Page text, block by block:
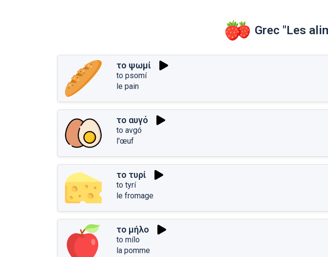
Grec "Les
το ψωμί
to psomí
le pain
το αυγό
to avgó
l'œuf
το τυρί
to tyrí
le fromage
το μήλο
to mílo
la pomme